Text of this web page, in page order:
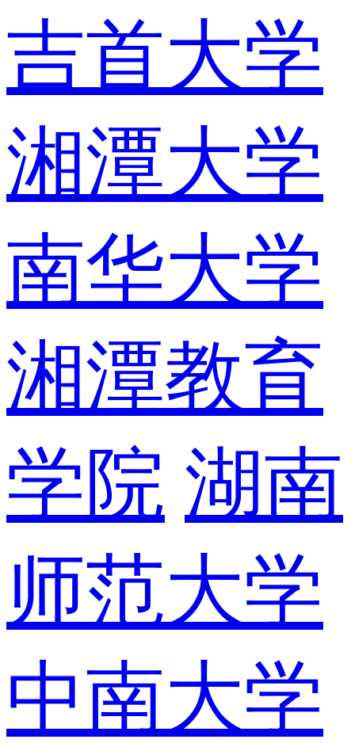
吉首大学
湘潭大学
南华大学
湘潭教育
学院 湖南
师范大学
中南大学